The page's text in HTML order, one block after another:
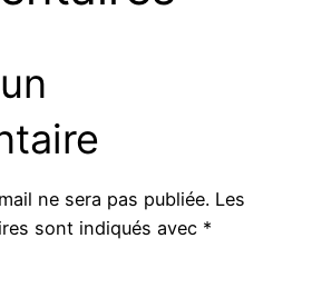
ne sera pas publiée. Les
sont indiqués avec *